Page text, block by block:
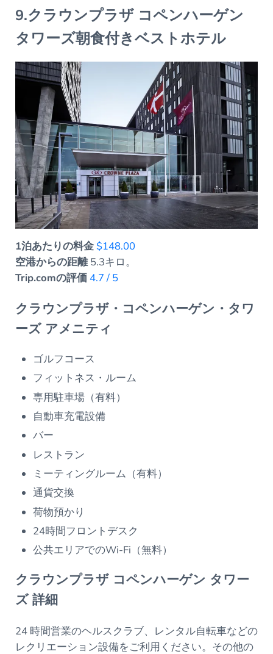
9.クラウンプラザ コペンハーゲン
タワーズ朝食付きベストホテル
1泊あたりの料金 $148.00
空港からの距離5.3キロ。
Trip.comの評価 4.7 / 5
クラウンプラザ・コペンハーゲン・タワ
ーズ アメニティ
ゴルフコース
フィットネス・ルーム
専用駐車場（有料）
自動車充電設備
バー
レストラン
ミーティングルーム（有料）
通貨交換
荷物預かり
24時間フロントデスク
公共エリアでのWi-Fi（無料）
クラウンプラザ コペンハーゲン タワー
ズ 詳細
24 時間営業のヘルスクラブ、レンタル自転車などの
レクリエーション設備をご利用ください。その他の